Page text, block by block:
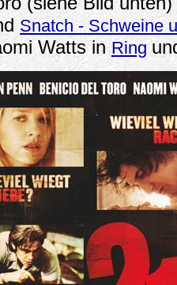
Snatch - Schweine
Watts in Ring